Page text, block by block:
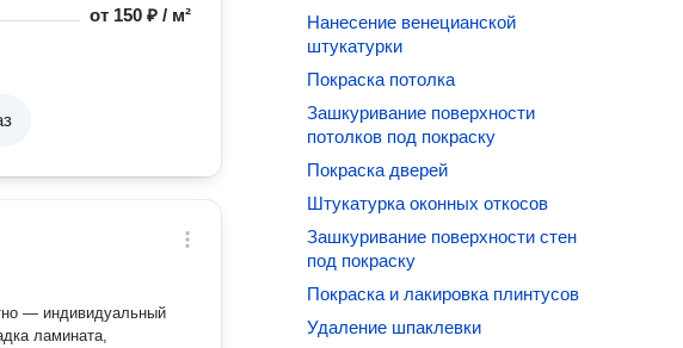
от 150 ₽ / м²
Нанесение венецианской
штукатурки
Покраска потолка
Зашкуривание поверхности
потолков под покраску
Покраска дверей
Штукатурка оконных откосов
Зашкуривание поверхности стен
под покраску
Покраска и лакировка плинтусов
Удаление шпаклевки